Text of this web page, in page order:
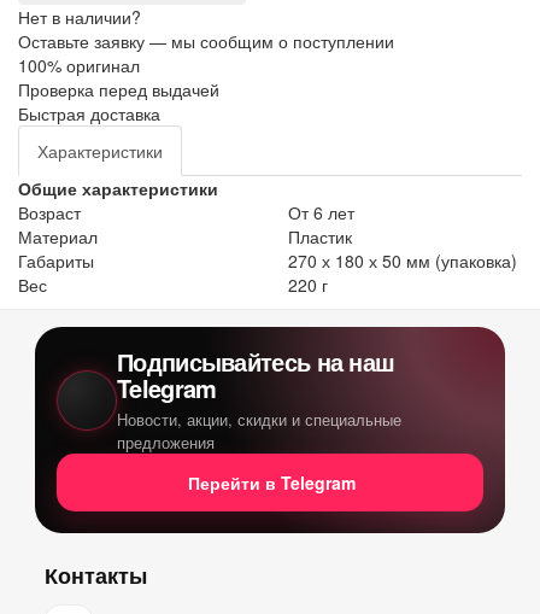
Нет в наличии?
Оставьте заявку — мы сообщим о поступлении
100% оригинал
Проверка перед выдачей
Быстрая доставка
Характеристики
Общие характеристики
Возраст
От 6 лет
Материал
Пластик
Габариты
270 х 180 х 50 мм (упаковка)
Вес
220 г
Подписывайтесь на наш
Telegram
Новости, акции, скидки и специальные
предложения
Перейти в Telegram
Контакты